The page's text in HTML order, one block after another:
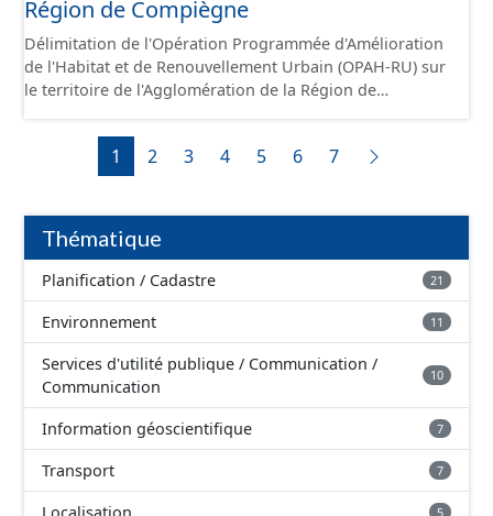
Région de Compiègne
Délimitation de l'Opération Programmée d'Amélioration
de l'Habitat et de Renouvellement Urbain (OPAH-RU) sur
le territoire de l'Agglomération de la Région de
communes de Compiègne et de Margny-lès-Compiègne.
Cette OPAH est opérationnelle jusqu'en juillet 2026 et
elle ne sera pas renouvelée au-delà de cette date.
1 2 3 4 5 6 7
Thématique
Planification / Cadastre 21
Environnement 11
Services d'utilité publique / Communication /
Communication
10
Information géoscientifique 7
Transport 7
5